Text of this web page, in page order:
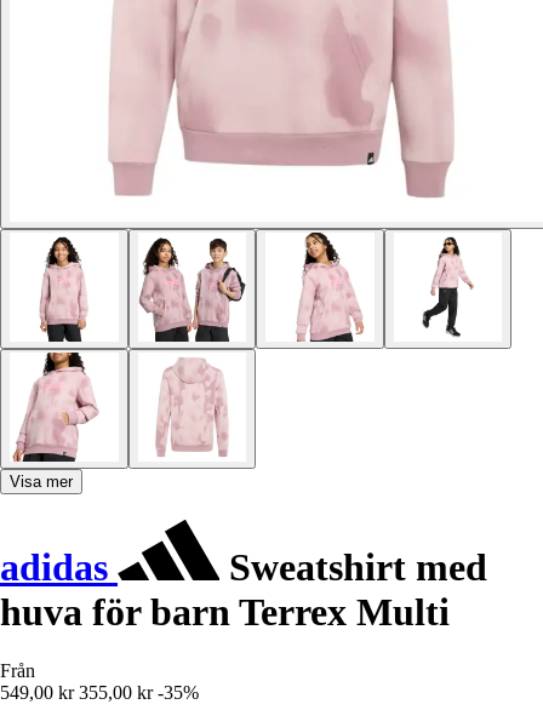
Visa mer
adidas
Sweatshirt med
huva för barn Terrex Multi
Från
549,00 kr 355,00 kr -35%